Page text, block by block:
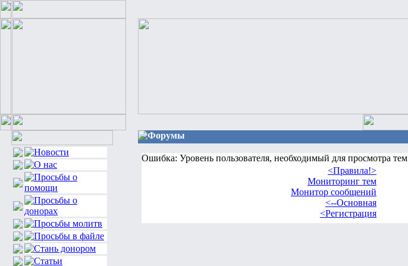
Форумы
Ошибка: Уровень пользователя, необходимый для просмотра тем
<Правила!>
Мониторинг тем
Монитор сообщений
<--Основная
<Регистрация